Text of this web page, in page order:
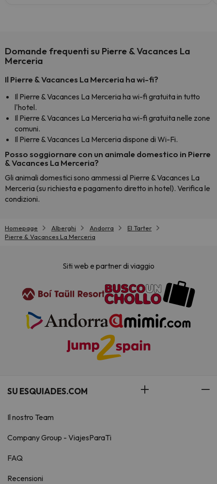
Domande frequenti su Pierre & Vacances La
Merceria
Il Pierre & Vacances La Merceria ha wi-fi?
Il Pierre & Vacances La Merceria ha wi-fi gratuita in tutto
l'hotel.
Il Pierre & Vacances La Merceria ha wi-fi gratuita nelle zone
comuni.
Il Pierre & Vacances La Merceria dispone di Wi-Fi.
Posso soggiornare con un animale domestico in Pierre
& Vacances La Merceria?
Gli animali domestici sono ammessi al Pierre & Vacances La
Merceria (su richiesta e pagamento diretto in hotel). Verifica le
condizioni.
Homepage Alberghi Andorra
El Tarter
Pierre & Vacances La Merceria
Siti web e partner di viaggio
SU ESQUIADES.COM
Il nostro Team
Company Group - ViajesParaTi
FAQ
Recensioni